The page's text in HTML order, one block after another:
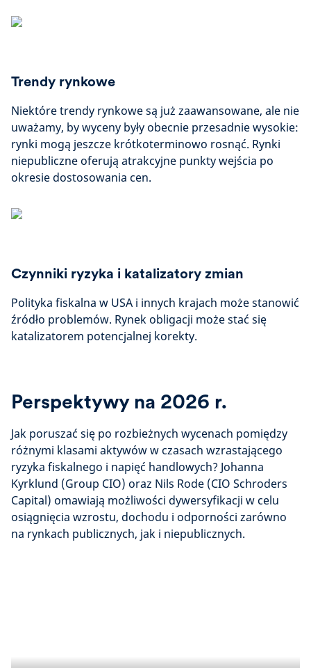
Trendy rynkowe
Niektóre trendy rynkowe są już zaawansowane, ale nie
uważamy, by wyceny były obecnie przesadnie wysokie:
rynki mogą jeszcze krótkoterminowo rosnąć. Rynki
niepubliczne oferują atrakcyjne punkty wejścia po
okresie dostosowania cen.
Czynniki ryzyka i katalizatory zmian
Polityka fiskalna w USA i innych krajach może stanowić
źródło problemów. Rynek obligacji może stać się
katalizatorem potencjalnej korekty.
Perspektywy na 2026 r.
Jak poruszać się po rozbieżnych wycenach pomiędzy
różnymi klasami aktywów w czasach wzrastającego
ryzyka fiskalnego i napięć handlowych? Johanna
Kyrklund (Group CIO) oraz Nils Rode (CIO Schroders
Capital) omawiają możliwości dywersyfikacji w celu
osiągnięcia wzrostu, dochodu i odporności zarówno
na rynkach publicznych, jak i niepublicznych.